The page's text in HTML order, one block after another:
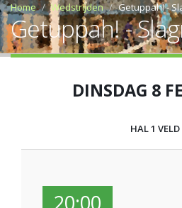
Home Wedstrijden Getuppah! -
Getuppah! -
DINSDAG 8
HAL 1 VELD
20:00